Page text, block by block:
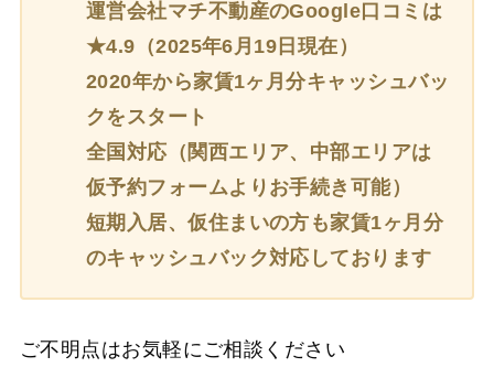
運営会社マチ不動産のGoogle口コミは
★4.9（2025年6月19日現在）
2020年から家賃1ヶ月分キャッシュバッ
クをスタート
全国対応（関西エリア、中部エリアは
仮予約フォームよりお手続き可能）
短期入居、仮住まいの方も家賃1ヶ月分
のキャッシュバック対応しております
ご不明点はお気軽にご相談ください